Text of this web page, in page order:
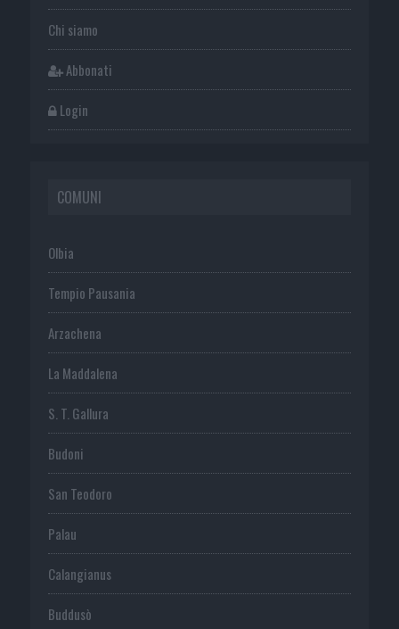
Chi siamo
Abbonati
Login
COMUNI
Olbia
Tempio Pausania
Arzachena
La Maddalena
S. T. Gallura
Budoni
San Teodoro
Palau
Calangianus
Buddusò